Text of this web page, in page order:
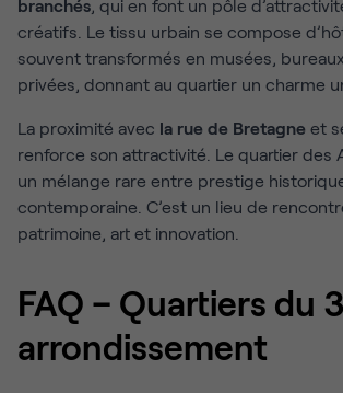
branchés, qui en font un pôle
créatifs. Le tissu urbain se compose
souvent transformés en musées,
privées, donnant au quartier un charme
La proximité avec la rue de Bretagne et
renforce son attractivité. Le quartier des
un mélange rare entre prestige
contemporaine. C’est un lieu de
patrimoine, art et innovation.
FAQ – Quartiers du
arrondissement